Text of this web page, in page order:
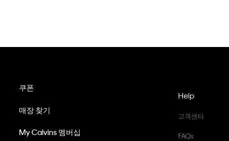
Help
고객센터
FAQs
쿠폰
매장 찾기
My Calvins 멤버십